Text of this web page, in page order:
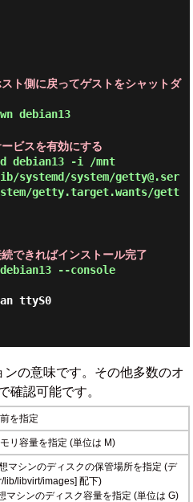
ト側に戻ってゲストをシャットダ
debian13
ビスを有効にする
d debian13 -i /mnt
system/getty@.ser
getty.target.wants/gett
できればインストール完了
--console
ttyS0
ンの意味です。その他多数のオ
確認可能です。
を指定
リ容量を指定 (単位は M)
マシンのディスクの保管場所を指定 (デ
lib/libvirt/images] 配下)
マシンのディスク容量を指定 (単位は G)